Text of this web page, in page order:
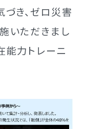
き、ゼロ災害
いただきまし
能力トレーニ